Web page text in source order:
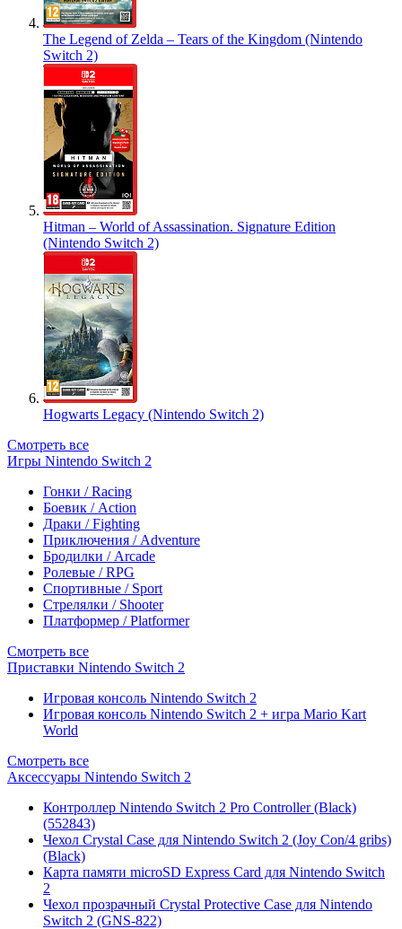
The Legend of Zelda – Tears of the Kingdom (Nintendo
Switch 2)
Hitman – World of Assassination. Signature Edition
(Nintendo Switch 2)
Hogwarts Legacy (Nintendo Switch 2)
Смотреть все
Игры Nintendo Switch 2
Гонки / Racing
Боевик / Action
Драки / Fighting
Приключения / Adventure
Бродилки / Arcade
Ролевые / RPG
Спортивные / Sport
Стрелялки / Shooter
Платформер / Platformer
Смотреть все
Приставки Nintendo Switch 2
Игровая консоль Nintendo Switch 2
Игровая консоль Nintendo Switch 2 + игра Mario Kart
World
Смотреть все
Аксессуары Nintendo Switch 2
Контроллер Nintendo Switch 2 Pro Controller (Black)
(552843)
Чехол Сrystal Сase для Nintendo Switch 2 (Joy Con/4 gribs)
(Black)
Карта памяти microSD Express Card для Nintendo Switch
2
Чехол прозрачный Crystal Protective Case для Nintendo
Switch 2 (GNS-822)